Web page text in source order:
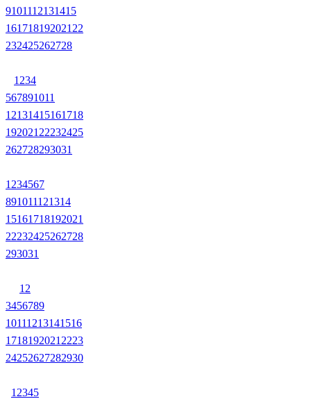
9101112131415
161718192021 22
232425262728
1 234
567891011
12131415161718
192021 22232425
262728293031
1 234567
891011121314
15161718192021
22232425262728
293031
1 2
3456789
10111213141516
1718192021 2223
24252627282930
1 2345